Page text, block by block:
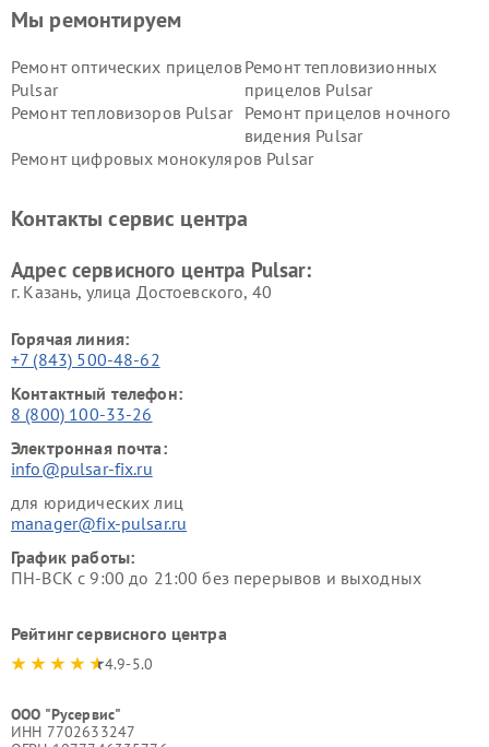
Мы ремонтируем
Ремонт оптических прицелов
Pulsar
Ремонт тепловизионных
прицелов Pulsar
Ремонт тепловизоров Pulsar
Ремонт прицелов ночного
видения Pulsar
Ремонт цифровых монокуляров Pulsar
Контакты сервис центра
Адрес сервисного центра Pulsar:
г. Казань, улица Достоевского, 40
Горячая линия:
+7 (843) 500-48-62
Контактный телефон:
8 (800) 100-33-26
Электронная почта:
info@pulsar-fix.ru
для юридических лиц
manager@fix-pulsar.ru
График работы:
ПН-ВСК с 9:00 до 21:00 без перерывов и выходных
Рейтинг сервисного центра
4.9-5.0
ООО "Русервис"
ИНН 7702633247